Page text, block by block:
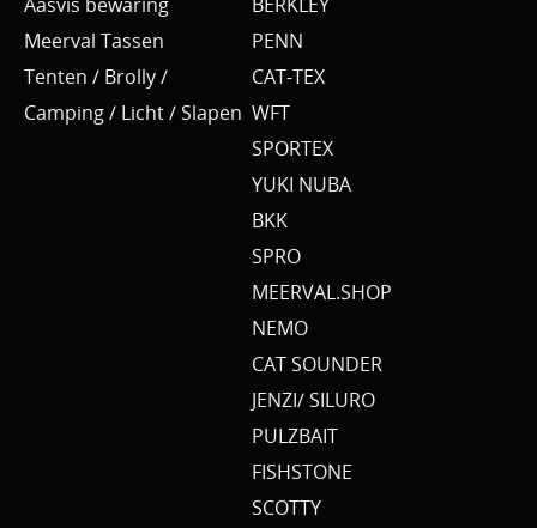
Meerval Tassen
Tenten / Brolly /
Camping / Licht / Slapen
PENN
CAT-TEX
WFT
SPORTEX
YUKI NUBA
BKK
SPRO
MEERVAL.SHOP
NEMO
CAT SOUNDER
JENZI/ SILURO
PULZBAIT
FISHSTONE
SCOTTY